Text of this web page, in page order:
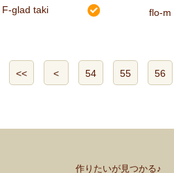
F-glad taki
flo-m
<< < 54 55 56
作りたいが見つかる♪